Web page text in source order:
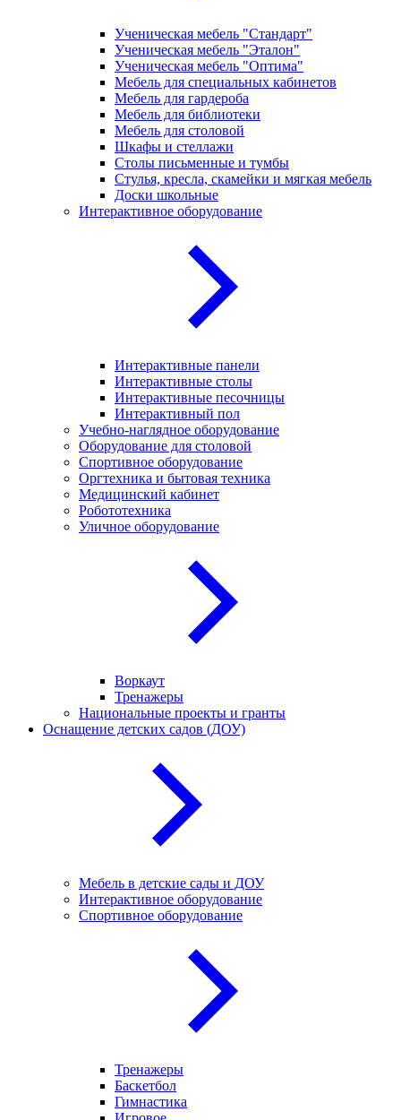
Ученическая мебель "Стандарт"
Ученическая мебель "Эталон"
Ученическая мебель "Оптима"
Мебель для специальных кабинетов
Мебель для гардероба
Мебель для библиотеки
Мебель для столовой
Шкафы и стеллажи
Столы письменные и тумбы
Стулья, кресла, скамейки и мягкая мебель
Доски школьные
Интерактивное оборудование
Интерактивные панели
Интерактивные столы
Интерактивные песочницы
Интерактивный пол
Учебно-наглядное оборудование
Оборудование для столовой
Спортивное оборудование
Оргтехника и бытовая техника
Медицинский кабинет
Робототехника
Уличное оборудование
Воркаут
Тренажеры
Национальные проекты и гранты
Оснащение детских садов (ДОУ)
Мебель в детские сады и ДОУ
Интерактивное оборудование
Спортивное оборудование
Тренажеры
Баскетбол
Гимнастика